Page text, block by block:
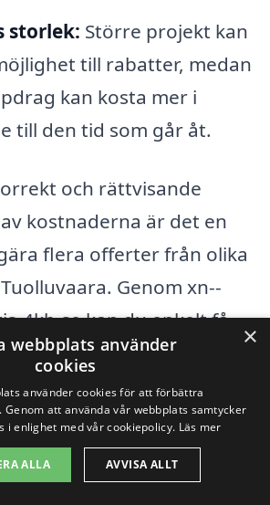
storlek: Större projekt kan
till rabatter, medan
kan kosta mer i
till den tid som går åt.
och rättvisande
kostnaderna är det en
flera offerter från olika
Genom xn--
4kb.se kan du enkelt få
yrkesverksamma som
konkurrenskraftiga priser
Dessutom
att läsa
omdömen för att
×
webbplats använder
cookies
använder cookies för att förbättra
Genom att använda vår webbplats samtycker
i enlighet med vår cookiepolicy. Läs mer
ALLA AVVISA ALLT